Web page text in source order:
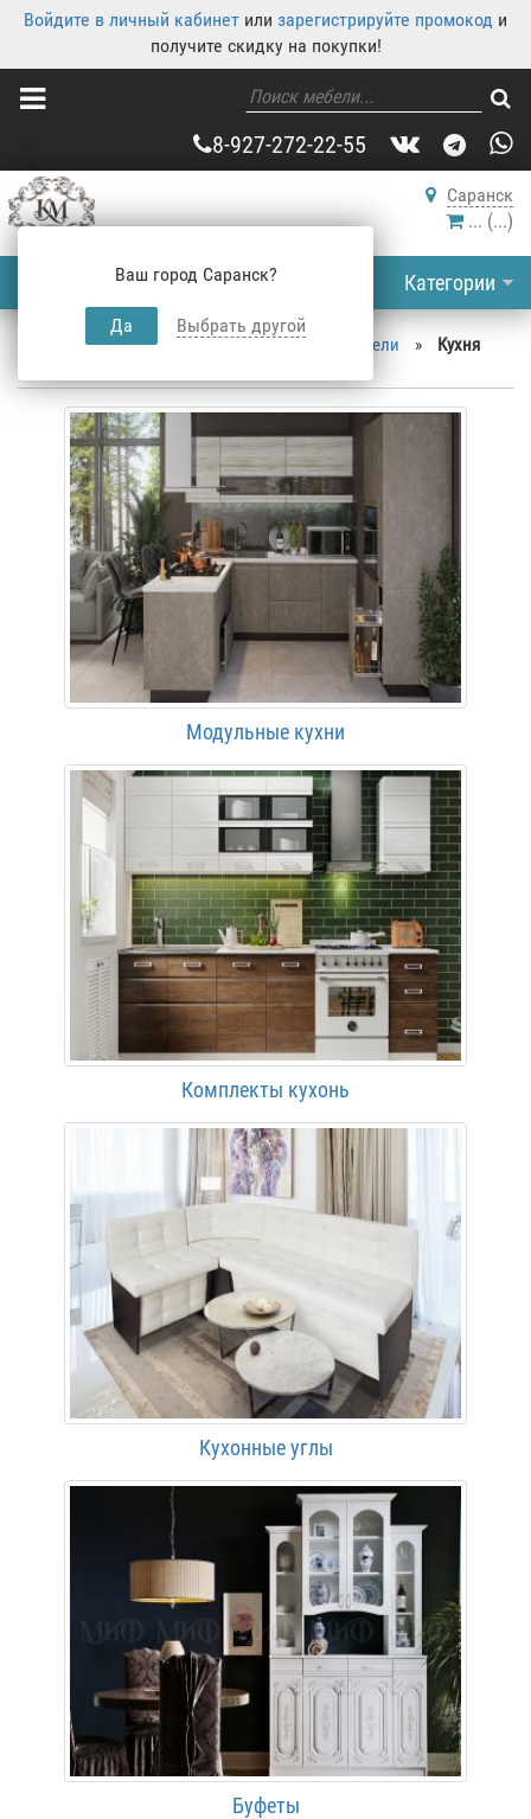
Войдите в личный кабинет или зарегистрируйте промокод и
получите скидку на покупки!
8-927-272-22-55
Саранск
Ваш город Саранск?
Да Выбрать другой
... (...)
Категории
Корпусная мебель » Каталог корпусной мебели » Кухня
Модульные кухни
Комплекты кухонь
Кухонные углы
Буфеты